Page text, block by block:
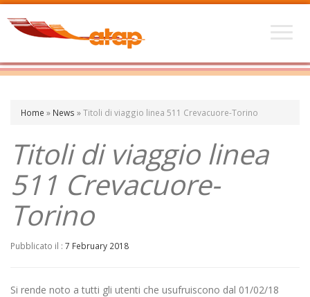
Home » News »Titoli di viaggio linea 511 Crevacuore-Torino
Titoli di viaggio linea
511 Crevacuore-
Torino
Pubblicato il : 7 February 2018
Si rende noto a tutti gli utenti che usufruiscono dal 01/02/18